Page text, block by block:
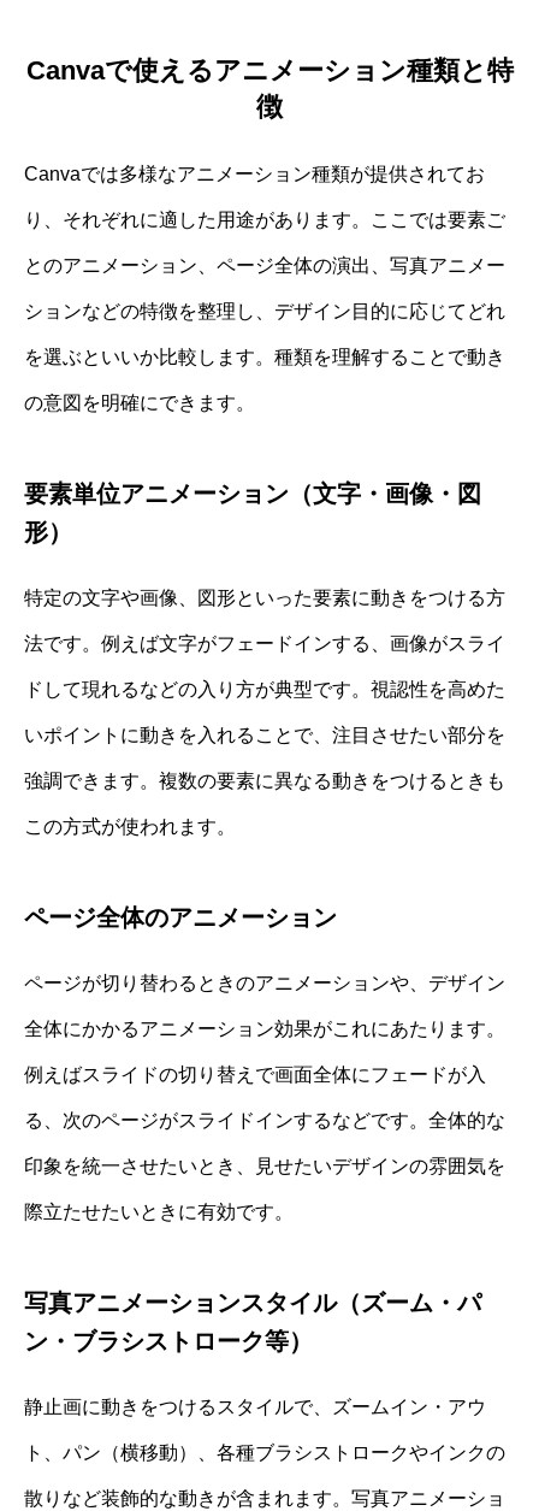
Canvaで使えるアニメーション種類と特
徴
Canvaでは多様なアニメーション種類が提供されてお
り、それぞれに適した用途があります。ここでは要素ご
とのアニメーション、ページ全体の演出、写真アニメー
ションなどの特徴を整理し、デザイン目的に応じてどれ
を選ぶといいか比較します。種類を理解することで動き
の意図を明確にできます。
要素単位アニメーション（文字・画像・図
形）
特定の文字や画像、図形といった要素に動きをつける方
法です。例えば文字がフェードインする、画像がスライ
ドして現れるなどの入り方が典型です。視認性を高めた
いポイントに動きを入れることで、注目させたい部分を
強調できます。複数の要素に異なる動きをつけるときも
この方式が使われます。
ページ全体のアニメーション
ページが切り替わるときのアニメーションや、デザイン
全体にかかるアニメーション効果がこれにあたります。
例えばスライドの切り替えで画面全体にフェードが入
る、次のページがスライドインするなどです。全体的な
印象を統一させたいとき、見せたいデザインの雰囲気を
際立たせたいときに有効です。
写真アニメーションスタイル（ズーム・パ
ン・ブラシストローク等）
静止画に動きをつけるスタイルで、ズームイン・アウ
ト、パン（横移動）、各種ブラシストロークやインクの
散りなど装飾的な動きが含まれます。写真アニメーショ